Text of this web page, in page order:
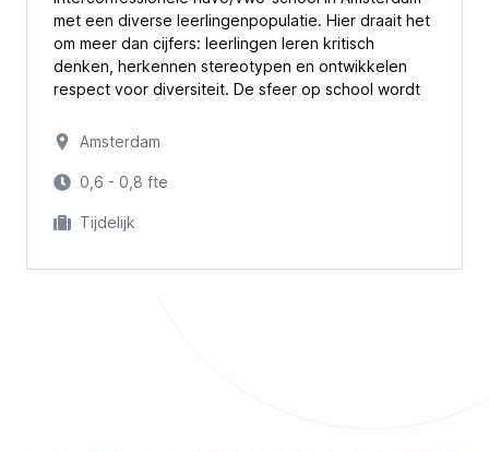
met een diverse leerlingenpopulatie. Hier draait het
om meer dan cijfers: leerlingen leren kritisch
denken, herkennen stereotypen en ontwikkelen
respect voor diversiteit. De sfeer op school wordt
ervaren.
Als docent maak je deel uit van een vakgroep met
onderwijsontwikkeling en vernieuwing. Jouw ideeën
Amsterdam
0,6 - 0,8 fte
Tijdelijk